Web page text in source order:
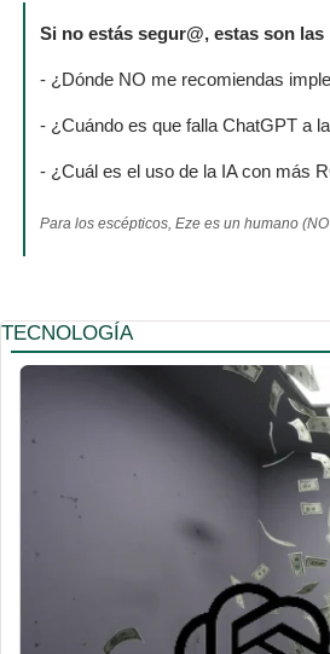
Si no estás segur@, estas son
- ¿Dónde NO me recomiendas
- ¿Cuándo es que falla ChatGPT a
- ¿Cuál es el uso de la IA con más
Para los escépticos, Eze es un humano
TECNOLOGÍA